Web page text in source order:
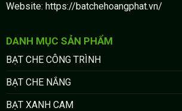
Website: https://batchehoangphat.vn/
DANH MỤC SẢN PHẨM
BẠT CHE CÔNG TRÌNH
BẠT CHE NẮNG
BẠT XANH CAM